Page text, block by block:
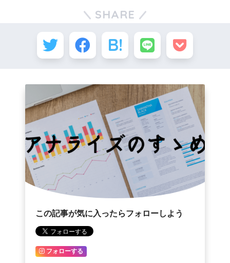
SHARE
この記事が気に入ったらフォローしよう
フォローする